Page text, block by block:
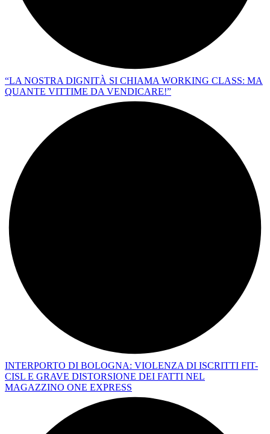
“LA NOSTRA DIGNITÀ SI CHIAMA WORKING CLASS: MA
QUANTE VITTIME DA VENDICARE!”
INTERPORTO DI BOLOGNA: VIOLENZA DI ISCRITTI FIT-
CISL E GRAVE DISTORSIONE DEI FATTI NEL
MAGAZZINO ONE EXPRESS